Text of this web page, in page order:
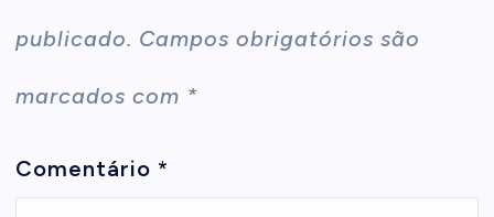
publicado. Campos obrigatórios são
marcados com *
Comentário *